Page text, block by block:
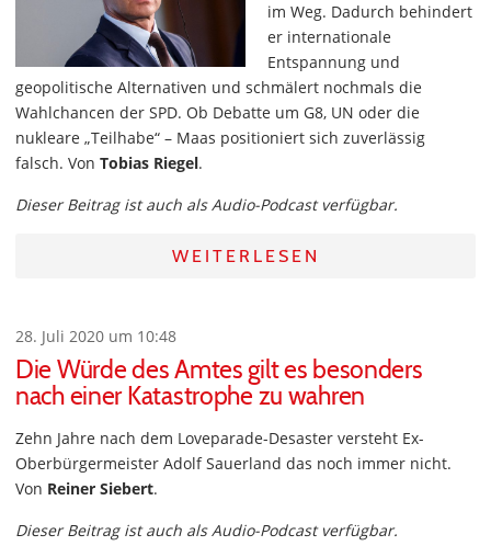
im Weg. Dadurch behindert
er internationale
Entspannung und
geopolitische Alternativen und schmälert nochmals die
Wahlchancen der SPD. Ob Debatte um G8, UN oder die
nukleare „Teilhabe“ – Maas positioniert sich zuverlässig
falsch. Von Tobias Riegel.
Dieser Beitrag ist auch als Audio-Podcast verfügbar.
WEITERLESEN
28. Juli 2020 um 10:48
Die Würde des Amtes gilt es besonders
nach einer Katastrophe zu wahren
Zehn Jahre nach dem Loveparade-Desaster versteht Ex-
Oberbürgermeister Adolf Sauerland das noch immer nicht.
Von Reiner Siebert.
Dieser Beitrag ist auch als Audio-Podcast verfügbar.